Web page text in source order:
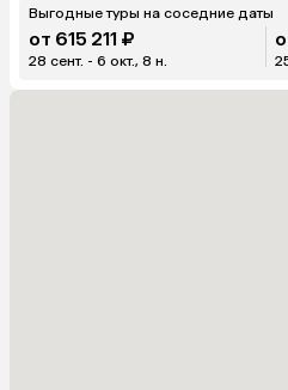
Выгодные туры на соседние даты
от 615 211 ₽
28 сент. - 6 окт., 8 н.